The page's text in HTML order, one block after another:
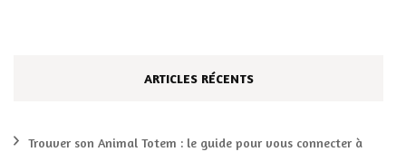
ARTICLES RÉCENTS
Trouver son Animal Totem : le guide pour vous connecter à